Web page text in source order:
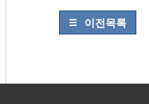
이전목록